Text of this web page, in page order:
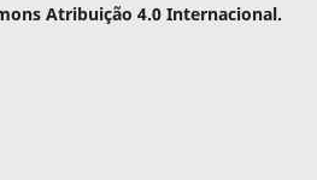
Atribuição 4.0 Internacional.